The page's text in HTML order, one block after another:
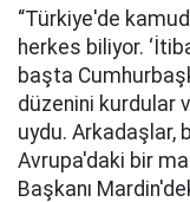
“Türkiye'de
herkes biliyor.
başta
düzenini kurdular
uydu. Arkadaşlar,
Avrupa'daki bir
Başkanı